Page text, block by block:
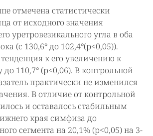
отмечена статистически
от исходного значения
уретровезикального угла в оба
(с 130,6° до 102,4°(р<0,05)).
к его увеличению к
110,7° (р<0,06). В контрольной
практически не изменился
В отличие от контрольной
и оставалось стабильным
края симфиза до
сегмента на 20,1% (р<0,05) на 3-